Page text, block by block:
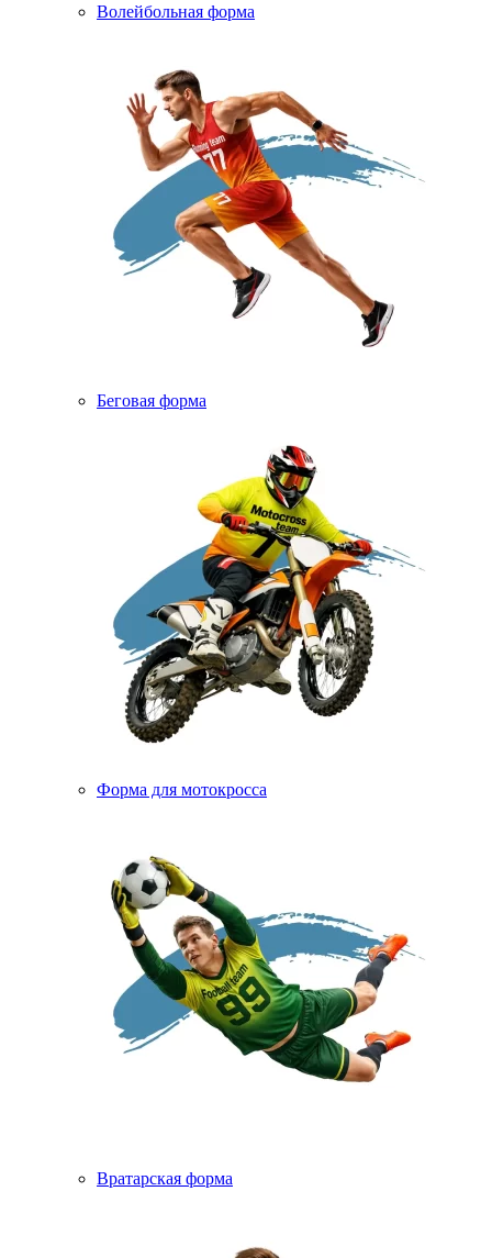
Волейбольная форма
Беговая форма
Форма для мотокросса
Вратарская форма